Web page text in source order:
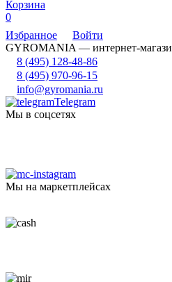
Корзина
0
Избранное
Войти
GYROMANIA — интернет-
8 (495) 128-48-86
8 (495) 970-96-15
info@gyromania.ru
Telegram
Мы в соцсетях
Мы на маркетплейсах